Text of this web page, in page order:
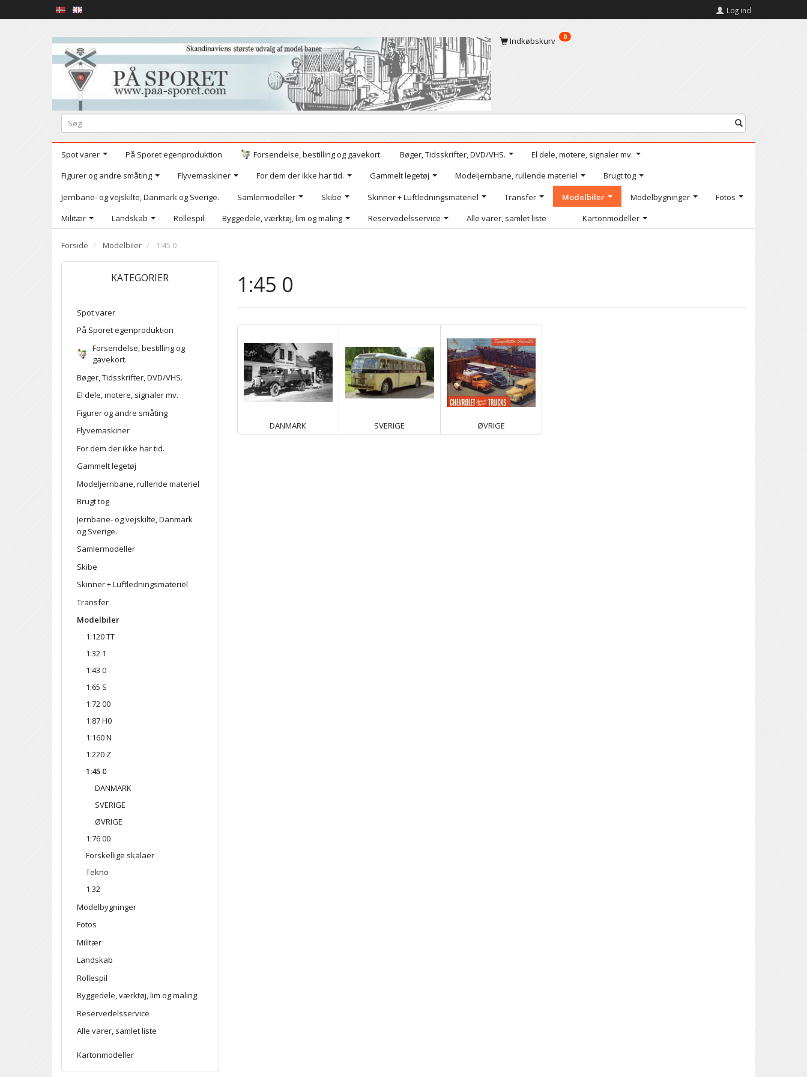
Log ind
Indkøbskurv 0
Spot varer På Sporet egenproduktion Forsendelse, bestilling og gavekort. Bøger, Tidsskrifter, DVD/VHS.
El dele, motere, signaler mv.
Figurer og andre småting
Flyvemaskiner For dem der ikke har tid. Gammelt legetøj Modeljernbane, rullende materiel
Brugt tog
Jernbane- og vejskilte, Danmark og Sverige.
Samlermodeller Skibe Skinner + Luftledningsmateriel Transfer Modelbiler Modelbygninger
Fotos
Militær
Landskab Rollespil Byggedele, værktøj, lim og maling Reservedelsservice Alle varer, samlet liste Kartonmodeller
Forside Modelbiler 1:45 0
KATEGORIER
Spot varer
På Sporet egenproduktion
Forsendelse, bestilling og
gavekort.
Bøger, Tidsskrifter, DVD/VHS.
El dele, motere, signaler mv.
Figurer og andre småting
Flyvemaskiner
For dem der ikke har tid.
Gammelt legetøj
Modeljernbane, rullende materiel
Brugt tog
Jernbane- og vejskilte, Danmark
og Sverige.
Samlermodeller
Skibe
Skinner + Luftledningsmateriel
Transfer
Modelbiler
1:120 TT
1:32 1
1:43 0
1:65 S
1:72 00
1:87 H0
1:160 N
1:220 Z
1:45 0
DANMARK
SVERIGE
ØVRIGE
1:76 00
Forskellige skalaer
Tekno
1.32
Modelbygninger
Fotos
Militær
Landskab
Rollespil
Byggedele, værktøj, lim og maling
Reservedelsservice
Alle varer, samlet liste
Kartonmodeller
1:45 0
DANMARK SVERIGE ØVRIGE